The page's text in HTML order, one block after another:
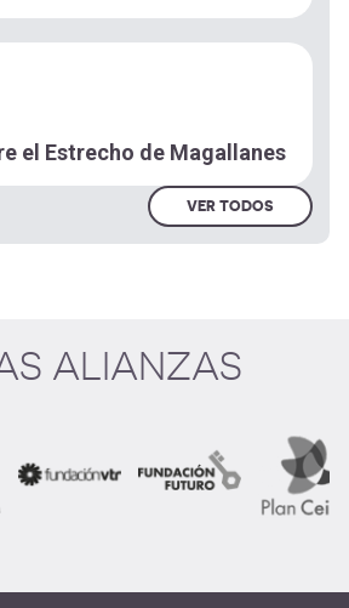
el Estrecho de Magallanes
VER TODOS
ALIANZAS